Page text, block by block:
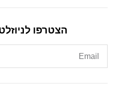
הצטרפו